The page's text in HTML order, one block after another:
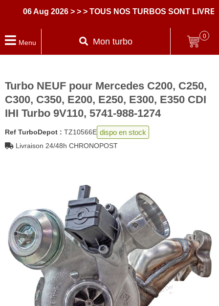
06 Aug 2026 > > > TOUS NOS TURBOS SONT LIVRES
Menu Mon turbo
0
Turbo NEUF pour Mercedes C200, C250,
C300, C350, E200, E250, E300, E350 CDI
IHI Turbo 9V110, 5741-988-1274
Ref TurboDepot : TZ10566E dispo en stock
Livraison 24/48h CHRONOPOST